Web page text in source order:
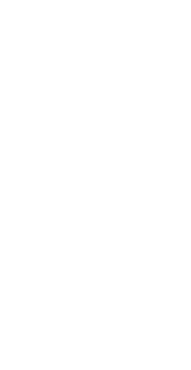
Композитные